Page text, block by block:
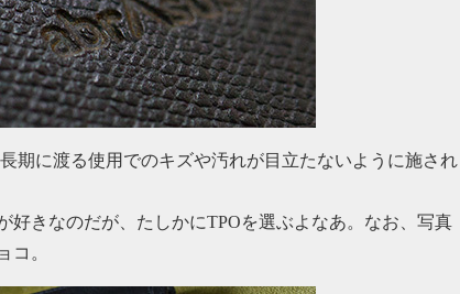
期に渡る使用でのキズや汚れが目立たないように施され
好きなのだが、たしかにTPOを選ぶよなあ。なお、写真
コ。